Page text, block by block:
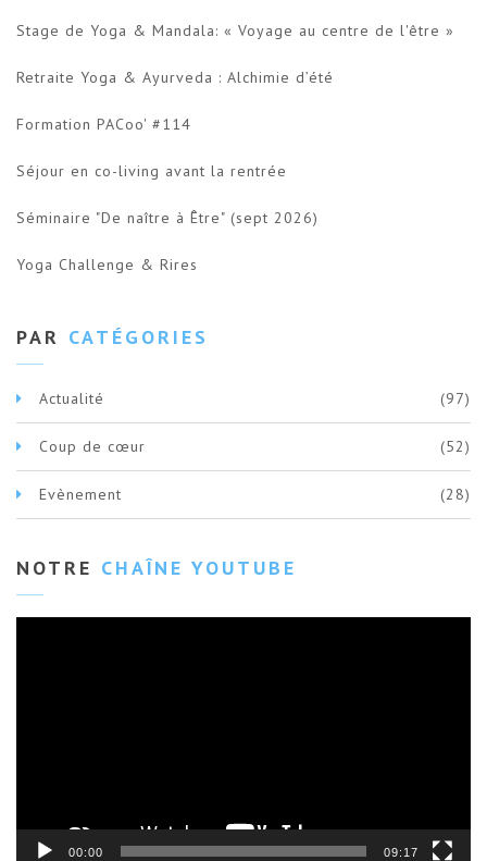
Stage de Yoga & Mandala: « Voyage au centre de l'être »
Retraite Yoga & Ayurveda : Alchimie d’été
Formation PACoo' #114
Séjour en co-living avant la rentrée
Séminaire "De naître à Être" (sept 2026)
Yoga Challenge & Rires
PAR CATÉGORIES
Actualité (97)
Coup de cœur (52)
Evènement (28)
NOTRE CHAÎNE YOUTUBE
00:00 09:17